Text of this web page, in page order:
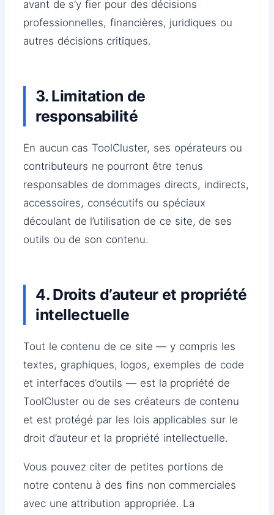
avant de s’y fier pour des décisions
professionnelles, financières, juridiques ou
autres décisions critiques.
3. Limitation de
responsabilité
En aucun cas ToolCluster, ses opérateurs ou
contributeurs ne pourront être tenus
responsables de dommages directs, indirects,
accessoires, consécutifs ou spéciaux
découlant de l’utilisation de ce site, de ses
outils ou de son contenu.
4. Droits d’auteur et propriété
intellectuelle
Tout le contenu de ce site — y compris les
textes, graphiques, logos, exemples de code
et interfaces d’outils — est la propriété de
ToolCluster ou de ses créateurs de contenu
et est protégé par les lois applicables sur le
droit d’auteur et la propriété intellectuelle.
Vous pouvez citer de petites portions de
notre contenu à des fins non commerciales
avec une attribution appropriée. La